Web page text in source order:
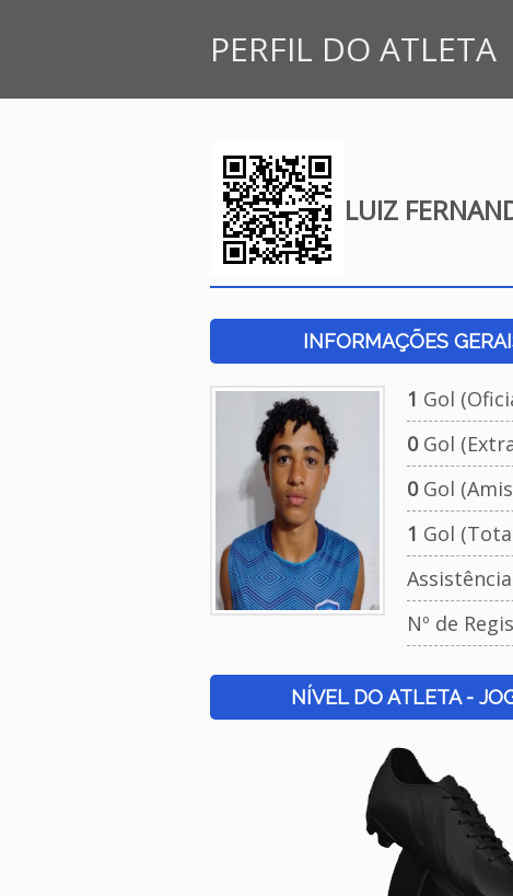
PERFIL DO ATLETA
LUIZ
INFORMAÇÕES
1 Gol
0Gol
0Gol
1 Gol
Nº de
NÍVEL DO ATLETA -